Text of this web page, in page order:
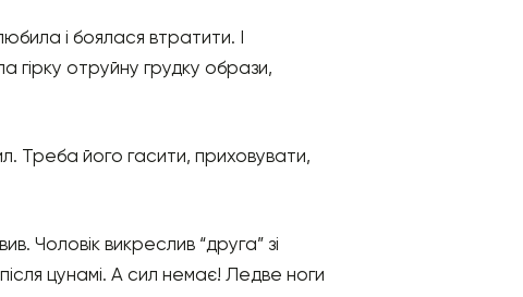
і боялася втратити. І
гірку отруйну грудку образи,
Треба його гасити, приховувати,
Чоловік викреслив “друга” зі
цунамі. А сил немає! Ледве ноги